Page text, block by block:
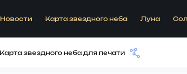
Новости Карта звездного неба Луна
Карта звездного неба для печати